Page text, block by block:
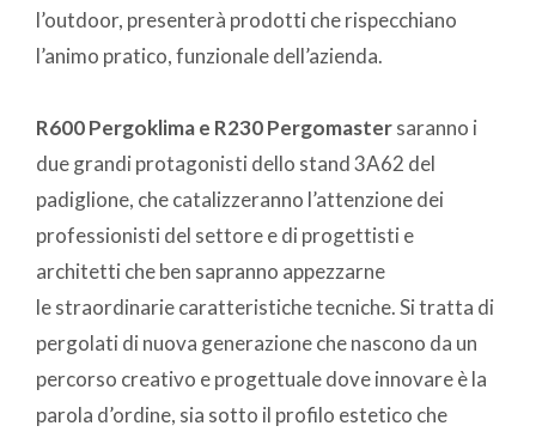
l’outdoor, presenterà prodotti che rispecchiano
l’animo pratico, funzionale dell’azienda.
R600 Pergoklima e R230 Pergomastersaranno i
due grandi protagonisti dello stand 3A62 del
padiglione, che catalizzeranno l’attenzione dei
professionisti del settore e di progettisti e
architetti che ben sapranno appezzarne
le straordinarie caratteristiche tecniche. Si tratta di
pergolati di nuova generazione che nascono da un
percorso creativo e progettuale dove innovare è la
parola d’ordine, sia sotto il profilo estetico che